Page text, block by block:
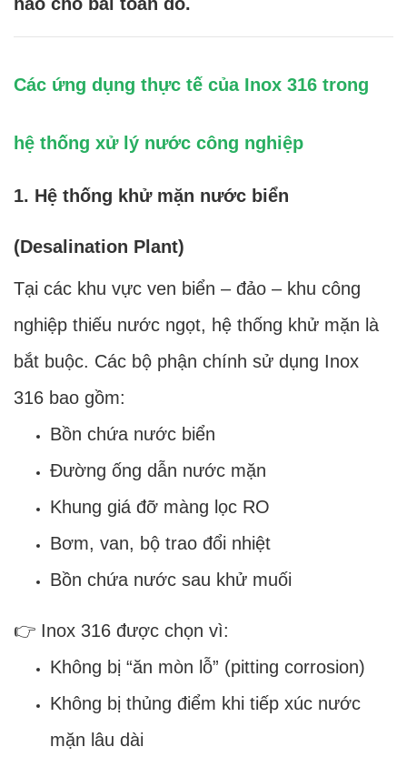
Các ứng dụng thực tế của Inox 316 trong
hệ thống xử lý nước công nghiệp
1. Hệ thống khử mặn nước biển
(Desalination Plant)
Tại các khu vực ven biển – đảo – khu công
nghiệp thiếu nước ngọt, hệ thống khử mặn là
bắt buộc. Các bộ phận chính sử dụng Inox
316 bao gồm:
Bồn chứa nước biển
Đường ống dẫn nước mặn
Khung giá đỡ màng lọc RO
Bơm, van, bộ trao đổi nhiệt
Bồn chứa nước sau khử muối
👉 Inox 316 được chọn vì:
Không bị “ăn mòn lỗ” (pitting corrosion)
Không bị thủng điểm khi tiếp xúc nước
mặn lâu dài